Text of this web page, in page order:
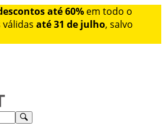
até 60% em todo o
até 31 de julho, salvo